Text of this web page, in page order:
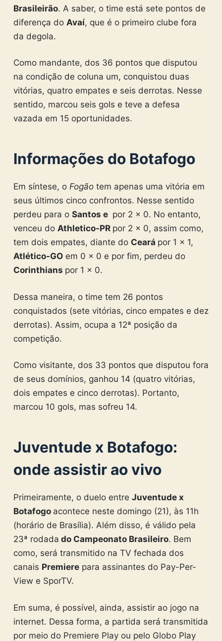
Brasileirão. A saber, o time está sete pontos de
diferença do Avaí, que é o primeiro clube fora
da degola.
Como mandante, dos 36 pontos que disputou
na condição de coluna um, conquistou duas
vitórias, quatro empates e seis derrotas. Nesse
sentido, marcou seis gols e teve a defesa
vazada em 15 oportunidades.
Informações do Botafogo
Em síntese, o Fogão tem apenas uma vitória em
seus últimos cinco confrontos. Nesse sentido
perdeu para o Santos e por 2 x 0. No entanto,
venceu do Athletico-PR por 2 x 0, assim como,
tem dois empates, diante do Ceará por 1 x 1,
Atlético-GOem 0 x 0 e por fim, perdeu do
Corinthians por 1 x 0.
Dessa maneira, o time tem 26 pontos
conquistados (sete vitórias, cinco empates e dez
derrotas). Assim, ocupa a 12ª posição da
competição.
Como visitante, dos 33 pontos que disputou fora
de seus domínios, ganhou 14 (quatro vitórias,
dois empates e cinco derrotas). Portanto,
marcou 10 gols, mas sofreu 14.
Juventude x Botafogo:
onde assistir ao vivo
Primeiramente, o duelo entre Juventude x
Botafogo acontece neste domingo (21), às 11h
(horário de Brasília). Além disso, é válido pela
23ª rodada do Campeonato Brasileiro. Bem
como, será transmitido na TV fechada dos
canais Premierepara assinantes do Pay-Per-
View e SporTV.
Em suma, é possível, ainda, assistir ao jogo na
internet. Dessa forma, a partida será transmitida
por meio do Premiere Play ou pelo Globo Play